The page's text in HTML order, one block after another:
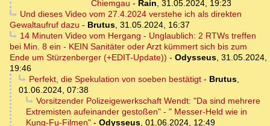
Chiemgau - Rain, 31.05.2024, 19:23
Und dieses Video vom 27.4.2024 verstehe ich als direkten
Gewaltaufruf dazu - Brutus, 31.05.2024, 16:37
14 Minuten Video vom Hergang - Unglaublich: 2 RTWs treffen
bei Min. 8 ein - KEIN Sanitäter oder Arzt kümmert sich bis zum
Ende um Stürzenberger (+EDIT-Update)) - Odysseus, 31.05.2024,
19:46
Perfekt, die Spekulation von soeben bestätigt- Brutus,
01.06.2024, 07:38
Vorsitzender Polizeigewerkschaft Wendt: "Da sind mehrere
Extremisten aufeinander gestoßen" - " Messer-Held wie in
Kung-Fu-Filmen" - Odysseus, 01.06.2024, 12:49